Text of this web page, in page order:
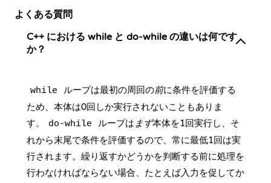
よくある質問
C++ における while と do-while の違いは何です
か？
while ループは最初の周回の前に条件を評価する
ため、本体は0回しか実行されないこともありま
す。
do-while ループは まず本体を1回実行し、そ
れから末尾で条件を評価するので、常に最低1回は実
行されます。繰り返すかどうかを判断する前に処理を
行わなければならない場合、たとえば入力を促してか